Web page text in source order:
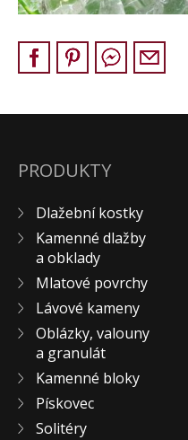
Pískovec
Solitéry
Kamenné bloky
Terazzo
Doplňkový sortiment
DLAŽEBNÍ KOSTKY
KAMENNÉ DLAŽBY,
MLATOVÉ POVRCHY
ZAKÁZKY NA MÍRU
VÝPRODEJ
NOVINKY
BLOG
KONTAKT
PRODUKTY
Dlažební kostky
Kamenné dlažby
a obklady
Mlatové povrchy
Lávové kameny
Oblázky, valouny
a granulát
Kamenné bloky
Pískovec
Solitéry